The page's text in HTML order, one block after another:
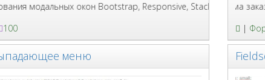
окон Bootstrap, Responsive, Stackable, AJAX, Static
100
Форма заказа с
|
меню